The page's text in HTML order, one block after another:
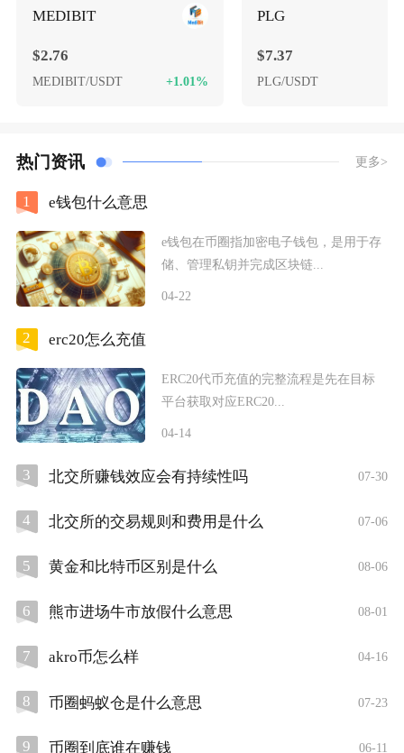
MEDIBIT
$2.76
MEDIBIT/USDT +1.01%
PLG
$7.37
PLG/USDT
热门资讯 更多>
1 e钱包什么意思
e钱包在币圈指加密电子钱包，是用于存
储、管理私钥并完成区块链...
04-22
2 erc20怎么充值
ERC20代币充值的完整流程是先在目标
平台获取对应ERC20...
04-14
3 北交所赚钱效应会有持续性吗 07-30
4 北交所的交易规则和费用是什么 07-06
5 黄金和比特币区别是什么 08-06
6 熊市进场牛市放假什么意思 08-01
7 akro币怎么样 04-16
8 币圈蚂蚁仓是什么意思 07-23
9 币圈到底谁在赚钱 06-11